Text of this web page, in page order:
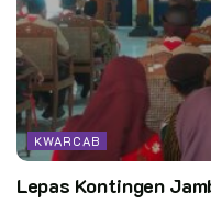
KWARCAB
Lepas Kontingen